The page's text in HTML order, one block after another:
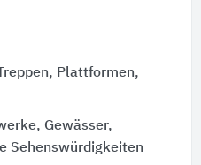
Plattformen,
Gewässer,
Sehenswürdigkeiten